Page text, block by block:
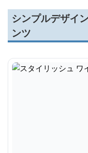
シンプルデザイ
ンツ